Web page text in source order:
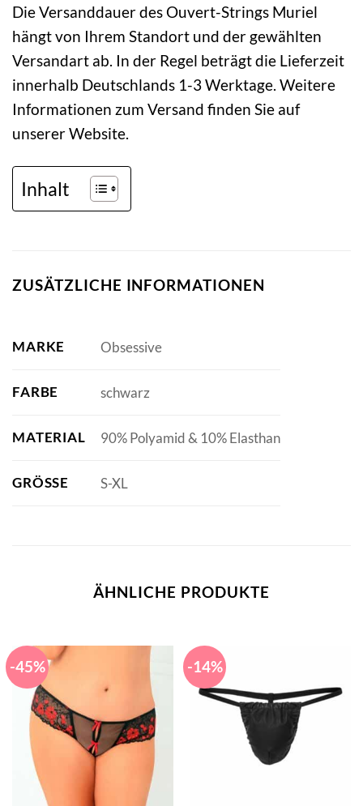
Die Versanddauer des Ouvert-Strings Muriel
hängt von Ihrem Standort und der gewählten
Versandart ab. In der Regel beträgt die Lieferzeit
innerhalb Deutschlands 1-3 Werktage. Weitere
Informationen zum Versand finden Sie auf
unserer Website.
Inhalt
ZUSÄTZLICHE INFORMATIONEN
MARKE Obsessive
FARBE schwarz
MATERIAL 90% Polyamid & 10% Elasthan
GRÖSSE S-XL
ÄHNLICHE PRODUKTE
-45% -14%